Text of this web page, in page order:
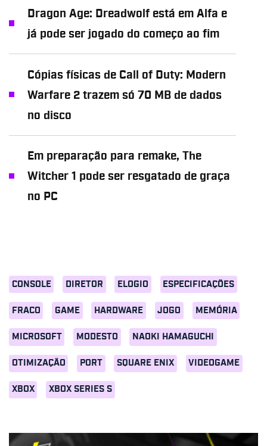
CONSOLE DIRETOR ELOGIO ESPECIFICAÇÕES
FRACO GAME HARDWARE JOGO MEMÓRIA
MICROSOFT MODESTO NAOKI HAMAGUCHI
OTIMIZAÇÃO PORT SQUARE ENIX VIDEOGAME
XBOX XBOX SERIES S
Dragon Age: Dreadwolf está em Alfa e
já pode ser jogado do começo ao fim
Cópias físicas de Call of Duty: Modern
Warfare 2 trazem só 70 MB de dados
no disco
Em preparação para remake, The
Witcher 1 pode ser resgatado de graça
no PC